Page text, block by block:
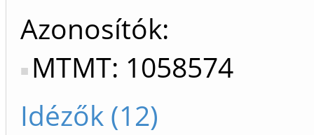
Azonosítók
MTMT: 1058574
Idézők (12)